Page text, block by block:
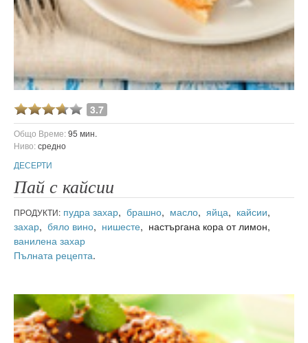
3.7
Общо Време:95 мин.
Ниво:средно
ДЕСЕРТИ
Пай с кайсии
ПРОДУКТИ: пудра захар, брашно, масло, яйца, кайсии,
захар, бяло вино, нишесте, настъргана кора от лимон,
ванилена захар
Пълната рецепта.